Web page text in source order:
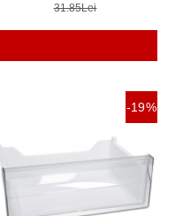
31.85Lei
-19%